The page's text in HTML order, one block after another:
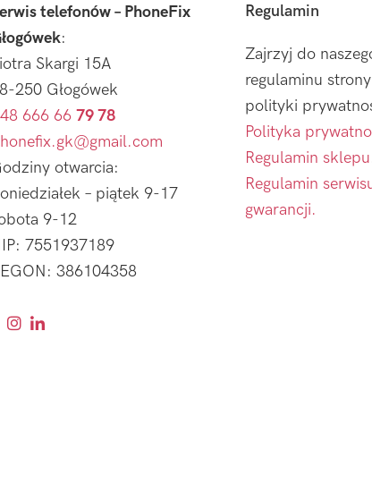
telefonów – PhoneFix
:
Skargi 15A
250 Głogówek
666 66 79 78
otwarcia:
– piątek 9-17
9-12
7551937189
386104358
Regulamin
Zajrzyj do
regulaminu
polityki
Polityka
Regulamin sklepu
Regulamin
gwarancji.